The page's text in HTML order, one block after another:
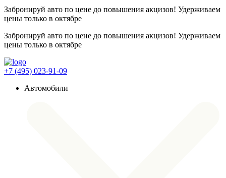
Забронируй авто по цене до повышения акцизов! Удерживаем
цены только в октябре
Забронируй авто по цене до повышения акцизов! Удерживаем
цены только в октябре
+7 (495) 023-91-09
Автомобили